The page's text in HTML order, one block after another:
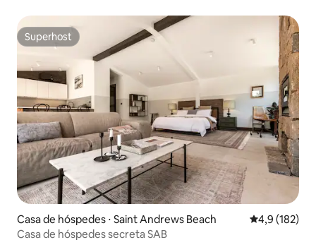
Superhost
Superhost
Casa de hóspedes ⋅ Saint Andrews Beach 4,9 de uma
4,9 (182)
Casa de hóspedes secreta SAB